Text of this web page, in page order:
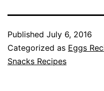
Published July 6, 2016
Categorized as Eggs
Snacks Recipes